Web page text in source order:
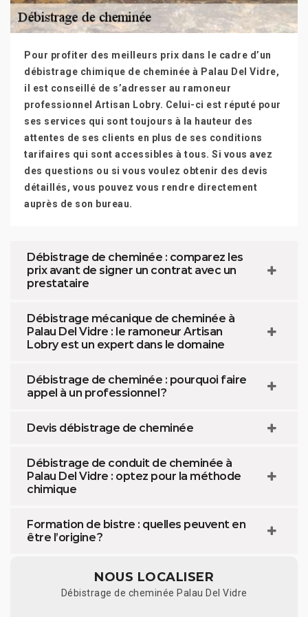
Pour profiter des meilleurs prix dans le cadre d’un
débistrage chimique de cheminée à Palau Del Vidre,
il est conseillé de s’adresser au ramoneur
professionnel Artisan Lobry. Celui-ci est réputé pour
ses services qui sont toujours à la hauteur des
attentes de ses clients en plus de ses conditions
tarifaires qui sont accessibles à tous. Si vous avez
des questions ou si vous voulez obtenir des devis
détaillés, vous pouvez vous rendre directement
auprès de son bureau.
Débistrage de cheminée : comparez les
prix avant de signer un contrat avec un
prestataire
Débistrage mécanique de cheminée à
Palau Del Vidre : le ramoneur Artisan
Lobry est un expert dans le domaine
Débistrage de cheminée : pourquoi faire
appel à un professionnel ?
Devis débistrage de cheminée
Débistrage de conduit de cheminée à
Palau Del Vidre : optez pour la méthode
chimique
Formation de bistre : quelles peuvent en
être l’origine ?
NOUS LOCALISER
Débistrage de cheminée Palau Del Vidre